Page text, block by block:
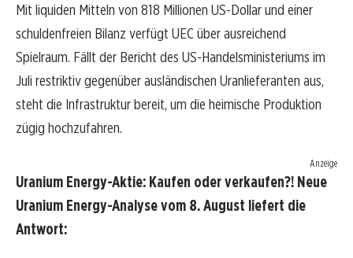
Mit liquiden Mitteln von 818 Millionen US-Dollar und einer
schuldenfreien Bilanz verfügt UEC über ausreichend
Spielraum. Fällt der Bericht des US-Handelsministeriums im
Juli restriktiv gegenüber ausländischen Uranlieferanten aus,
steht die Infrastruktur bereit, um die heimische Produktion
zügig hochzufahren.
Anzeige
Uranium Energy-Aktie: Kaufen oder verkaufen?! Neue
Uranium Energy-Analyse vom 8. August liefert die
Antwort: